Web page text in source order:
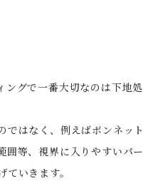
ングで一番大切なのは下地処
ではなく、例えばボンネット
囲等、視界に入りやすいパー
いきます。